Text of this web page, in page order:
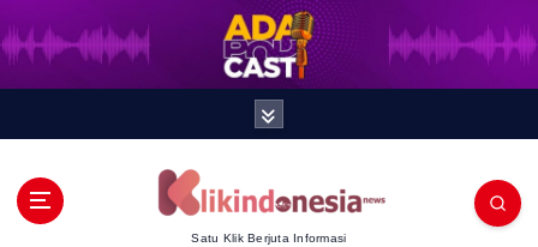
S
i
Satu Klik Berjuta Informasi